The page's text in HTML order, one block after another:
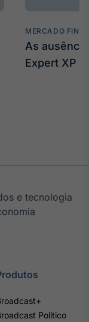
MERCADO
As
Expert XP
e tecnologia
Político